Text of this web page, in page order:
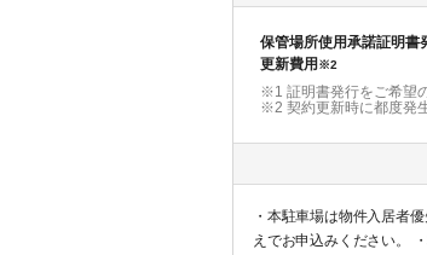
保管場所使用承諾証明書
更新費用※2
※1 証明書発行をご希望
※2 契約更新時に都度発
・本駐車場は物件入居者
えでお申込みください。